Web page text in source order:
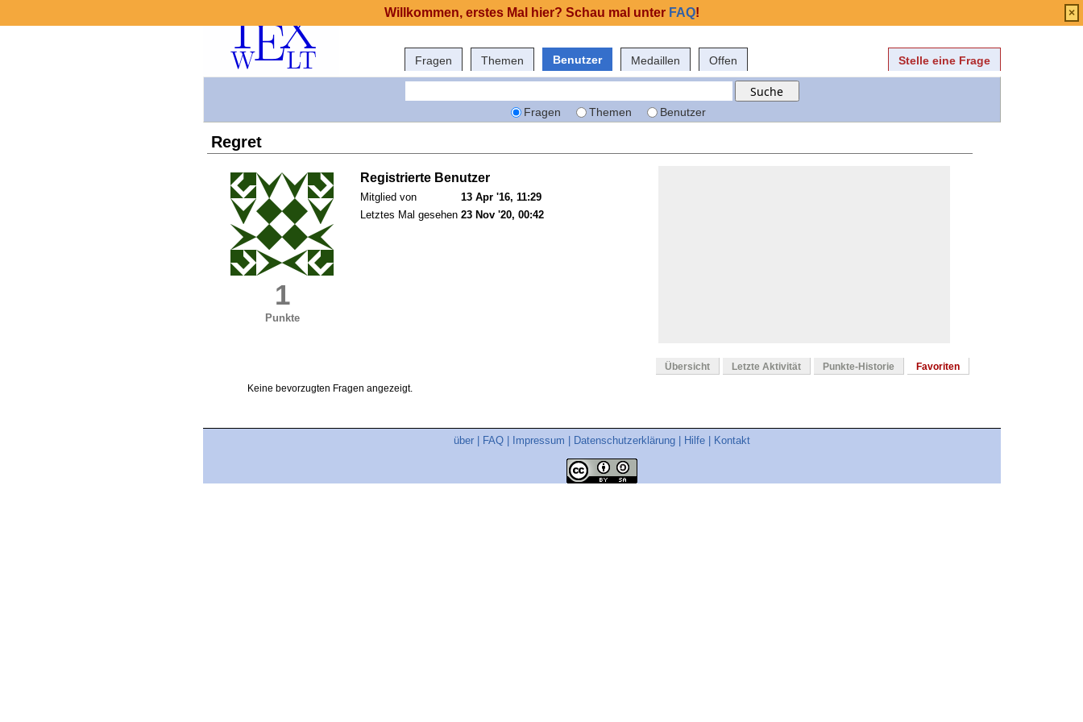
Fragen Themen Benutzer Medaillen Offen Stelle eine Frage
Fragen Themen Benutzer
Regret
1
Punkte
Registrierte Benutzer
Mitglied von
13 Apr '16, 11:29
Letztes Mal gesehen 23 Nov '20, 00:42
Übersicht Letzte Aktivität Punkte-Historie
Favoriten
Keine bevorzugten Fragen angezeigt.
über FAQ Impressum Datenschutzerklärung Hilfe Kontakt
Willkommen, erstes Mal hier? Schau mal unter FAQ! ×